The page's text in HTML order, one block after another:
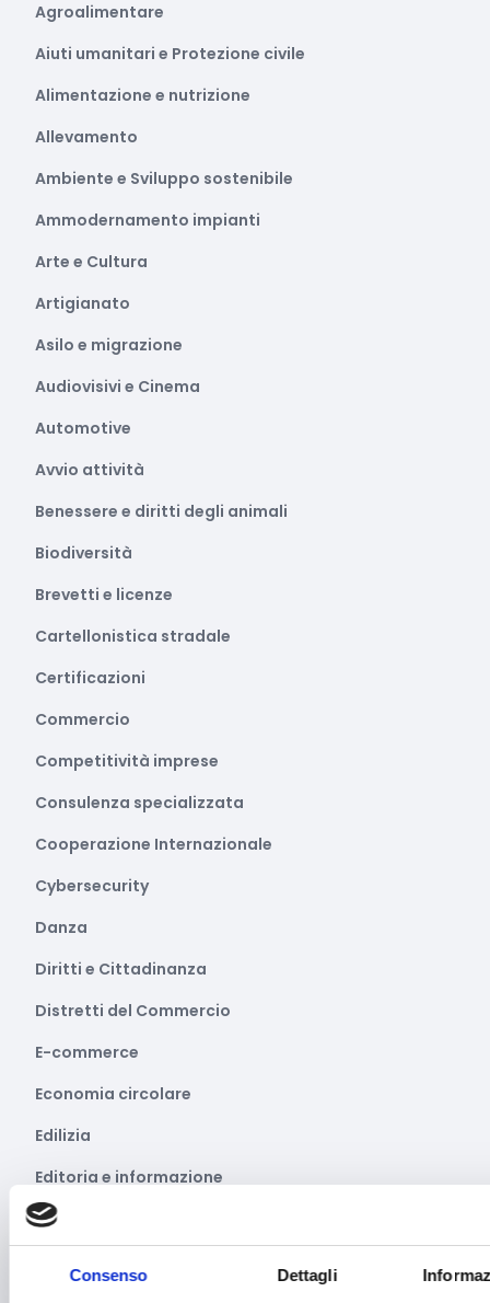
Consenso Dettagli
Agroalimentare
Aiuti umanitari e Protezione civile
Alimentazione e nutrizione
Allevamento
Ambiente e Sviluppo sostenibile
Ammodernamento impianti
Arte e Cultura
Artigianato
Asilo e migrazione
Audiovisivi e Cinema
Automotive
Avvio attività
Benessere e diritti degli animali
Biodiversità
Brevetti e licenze
Cartellonistica stradale
Certificazioni
Commercio
Competitività imprese
Consulenza specializzata
Cooperazione Internazionale
Cybersecurity
Danza
Diritti e Cittadinanza
Distretti del Commercio
E-commerce
Economia circolare
Edilizia
Editoria e informazione
Educazione e istruzione